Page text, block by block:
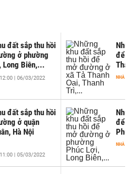
đất sắp thu hồi
ở phường
Long Biên,...
12:00 | 06/03/2022
đất sắp thu hồi
ở quận
Hà Nội
11:00 | 05/03/2022
để
NHÀ
để
NHÀ